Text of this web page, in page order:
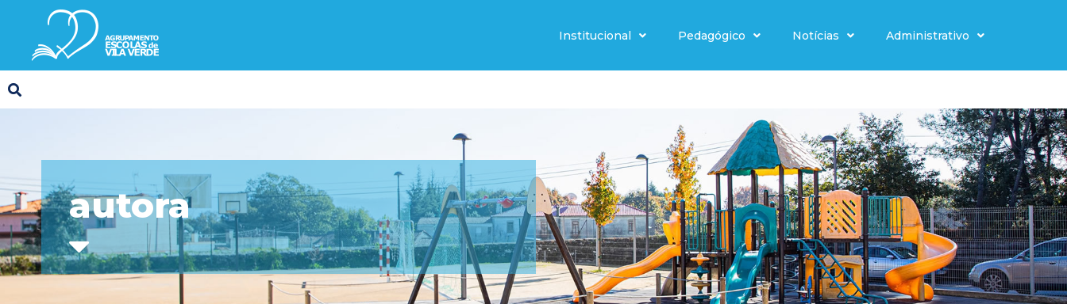
Institucional Pedagógico Notícias Administrativo
autora